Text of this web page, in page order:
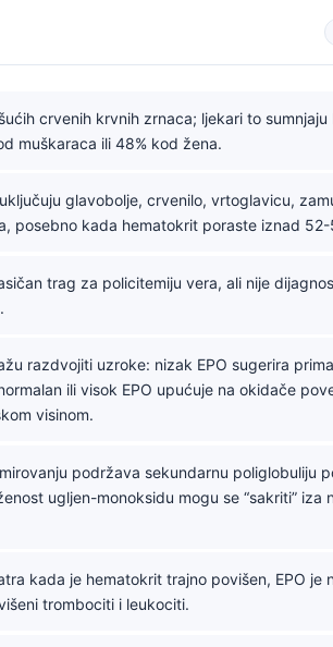
crvenih krvnih zrnaca; ljekari to sumnjaju
muškaraca ili 48% kod žena.
uključuju glavobolje, crvenilo, vrtoglavicu,
posebno kada hematokrit poraste iznad 52-
trag za policitemiju vera, ali nije
razdvojiti uzroke: nizak EPO sugerira
ili visok EPO upućuje na okidače
visinom.
podržava sekundarnu poliglobuliju
ugljen-monoksidu mogu se “sakriti” iza
kada je hematokrit trajno povišen, EPO je
trombociti i leukociti.